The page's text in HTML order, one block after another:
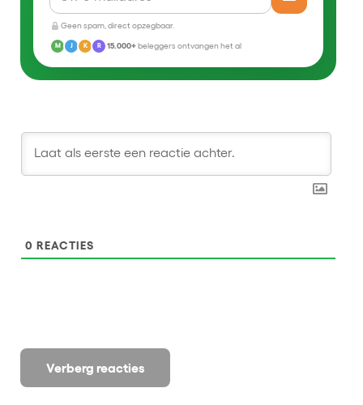
Geen spam, direct opzegbaar.
M J K R 15.000+beleggers ontvangen het al
Verberg reacties
0 REACTIES